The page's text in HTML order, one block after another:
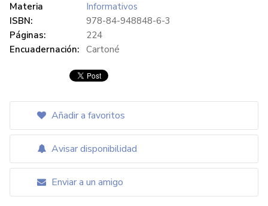
Materia
Informativos
ISBN:
978-84-948848-6-3
Páginas:
224
Encuadernación: Cartoné
Añadir a favoritos
Avisar disponibilidad
Enviar a un amigo